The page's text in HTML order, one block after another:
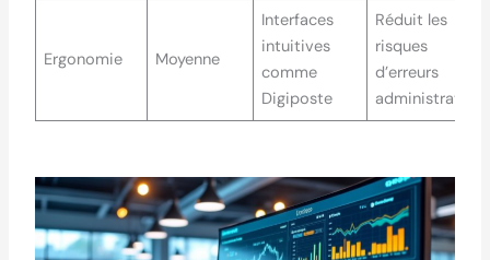
Ergonomie Moyenne
Interfaces
intuitives
comme
Digiposte
Réduit les
risques
d’erreurs
administratives